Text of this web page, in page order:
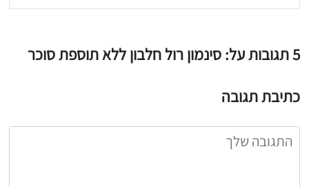
5 תגובות על: סינמון רול חלבון ללא תוספת סוכר
כתיבת תגובה